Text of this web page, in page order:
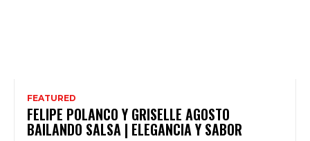
FEATURED
FELIPE POLANCO Y GRISELLE AGOSTO
BAILANDO SALSA | ELEGANCIA Y SABOR